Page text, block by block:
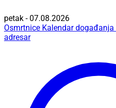
petak - 07.08.2026
Osmrtnice Kalendar događanja
adresar